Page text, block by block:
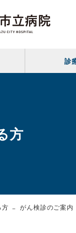
診
方
方 がん検診のご案内